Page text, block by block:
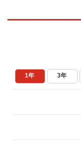
1年 3年